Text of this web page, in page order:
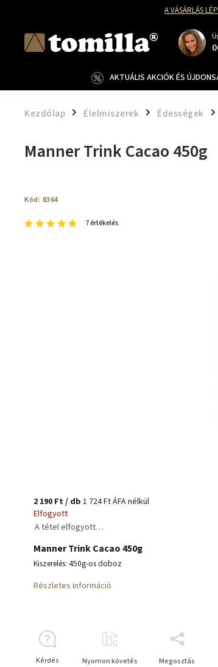
A VÁSÁRLÁS
AKTUÁLIS AKCIÓK ÉS
Kezdőlap / Élelmiszerek / Édességek /
Manner Trink Cacao 450g
Kód: 8364
7 értékelés
2 190 Ft/ db 1 724 Ft ÁFA nélkül
Elfogyott
A tétel elfogyott…
Manner Trink Cacao 450g
Kiszerelés: 450g-os doboz
Részletes információ
Kérdés Nyomon követés Megosztás